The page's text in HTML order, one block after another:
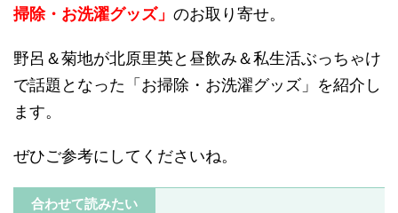
掃除・お洗濯グッズ」 のお取り寄せ。
野呂＆菊地が北原里英と昼飲み＆私生活ぶっちゃけ
で話題となった「お掃除・お洗濯グッズ」を紹介し
ます。
ぜひご参考にしてくださいね。
合わせて読みたい